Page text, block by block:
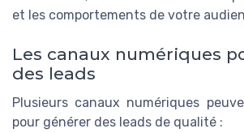
et les comportements de votre
Les canaux numériques
des leads
Plusieurs canaux numériques
pour générer des leads de qualité :